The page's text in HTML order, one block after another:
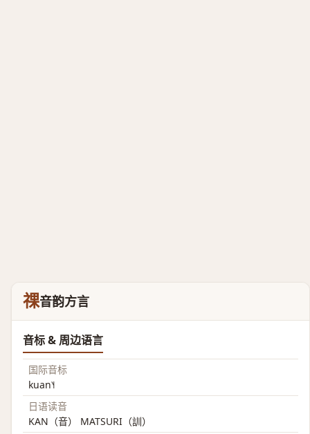
祼音韵方言
音标 & 周边语言
国际音标
kuan˥˧
日语读音
KAN（音） MATSURI（訓）